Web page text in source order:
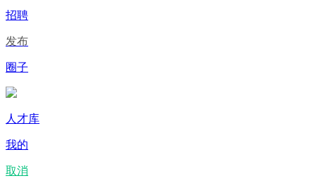
招聘
发布
圈子
人才库
我的
取消